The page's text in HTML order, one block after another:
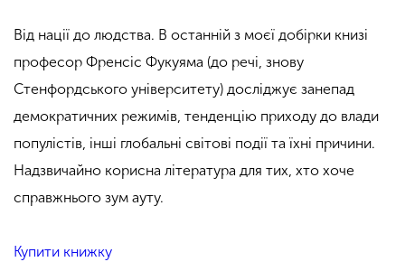
Від нації до людства. В останній з моєї добірки книзі
професор Френсіс Фукуяма (до речі, знову
Стенфордського університету) досліджує занепад
демократичних режимів, тенденцію приходу до влади
популістів, інші глобальні світові події та їхні причини.
Надзвичайно корисна література для тих, хто хоче
справжнього зум ауту.
Купити книжку